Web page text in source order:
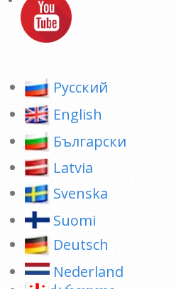
Pусский
English
Български
Latvia
Svenska
Suomi
Deutsch
Nederland